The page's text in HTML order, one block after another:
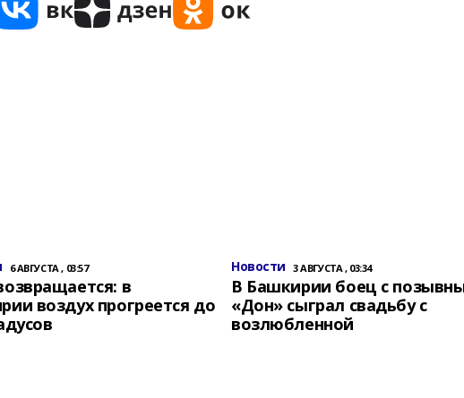
6 АВГУСТА , 03:57
в
воздух прогреется до
Новости 3 АВГУСТА , 03:34
В Башкирии боец с
«Дон» сыграл свадьбу с
возлюбленной